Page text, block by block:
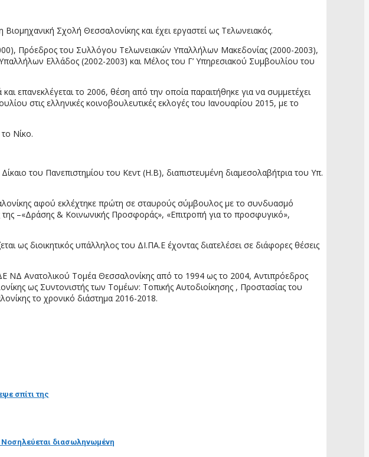
Σχολή Θεσσαλονίκης και έχει εργαστεί ως Τελωνειακός.
Πρόεδρος του Συλλόγου Τελωνειακών Υπαλλήλων Μακεδονίας (2000-2003),
Ελλάδος (2002-2003) και Μέλος του Γ’ Υπηρεσιακού Συμβουλίου του
επανεκλέγεται το 2006, θέση από την οποία παραιτήθηκε για να συμμετέχει
στις ελληνικές κοινοβουλευτικές εκλογές του Ιανουαρίου 2015, με το
Νίκο.
του Πανεπιστημίου του Κεντ (Η.Β), διαπιστευμένη διαμεσολαβήτρια του Υπ.
αφού εκλέχτηκε πρώτη σε σταυρούς σύμβουλος με το συνδυασμό
της –«Δράσης & Κοινωνικής Προσφοράς», «Επιτροπή για το προσφυγικό»,
ως διοικητικός υπάλληλος του ΔΙ.ΠΑ.Ε έχοντας διατελέσει σε διάφορες θέσεις
Ανατολικού Τομέα Θεσσαλονίκης από το 1994 ως το 2004, Αντιπρόεδρος
ως Συντονιστής των Τομέων: Τοπικής Αυτοδιοίκησης , Προστασίας του
το χρονικό διάστημα 2016-2018.
σπίτι της
διασωληνωμένη